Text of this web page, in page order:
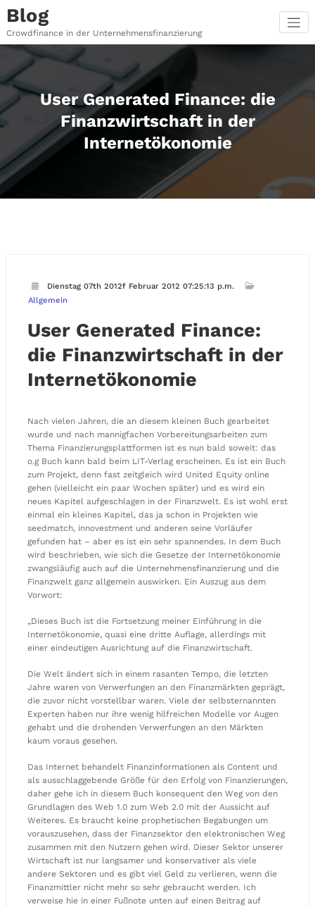
Inhalt
springen
Blog
Crowdfinance in der Unternehmensfinanzierung
User Generated Finance: die
Finanzwirtschaft in der
Internetökonomie
Dienstag 07th 2012f Februar 2012 07:25:13 p.m.
Allgemein
User Generated Finance:
die Finanzwirtschaft in der
Internetökonomie
Nach vielen Jahren, die an diesem kleinen Buch gearbeitet
wurde und nach mannigfachen Vorbereitungsarbeiten zum
Thema Finanzierungsplattformen ist es nun bald soweit: das
o.g Buch kann bald beim LIT-Verlag erscheinen. Es ist ein Buch
zum Projekt, denn fast zeitgleich wird United Equity online
gehen (vielleicht ein paar Wochen später) und es wird ein
neues Kapitel aufgeschlagen in der Finanzwelt. Es ist wohl erst
einmal ein kleines Kapitel, das ja schon in Projekten wie
seedmatch, innovestment und anderen seine Vorläufer
gefunden hat – aber es ist ein sehr spannendes. In dem Buch
wird beschrieben, wie sich die Gesetze der Internetökonomie
zwangsläufig auch auf die Unternehmensfinanzierung und die
Finanzwelt ganz allgemein auswirken. Ein Auszug aus dem
Vorwort:
„Dieses Buch ist die Fortsetzung meiner Einführung in die
Internetökonomie, quasi eine dritte Auflage, allerdings mit
einer eindeutigen Ausrichtung auf die Finanzwirtschaft.
Die Welt ändert sich in einem rasanten Tempo, die letzten
Jahre waren von Verwerfungen an den Finanzmärkten geprägt,
die zuvor nicht vorstellbar waren. Viele der selbsternannten
Experten haben nur ihre wenig hilfreichen Modelle vor Augen
gehabt und die drohenden Verwerfungen an den Märkten
kaum voraus gesehen.
Das Internet behandelt Finanzinformationen als Content und
als ausschlaggebende Größe für den Erfolg von Finanzierungen,
daher gehe ich in diesem Buch konsequent den Weg von den
Grundlagen des Web 1.0 zum Web 2.0 mit der Aussicht auf
Weiteres. Es braucht keine prophetischen Begabungen um
vorauszusehen, dass der Finanzsektor den elektronischen Weg
zusammen mit den Nutzern gehen wird. Dieser Sektor unserer
Wirtschaft ist nur langsamer und konservativer als viele
andere Sektoren und es gibt viel Geld zu verlieren, wenn die
Finanzmittler nicht mehr so sehr gebraucht werden. Ich
verweise hie in einer Fußnote unten auf einen Beitrag auf